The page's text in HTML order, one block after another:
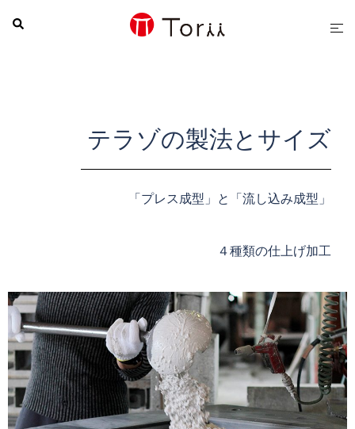
テラゾの製法とサイズ
「プレス成型」と「流し込み成型」
４種類の仕上げ加工